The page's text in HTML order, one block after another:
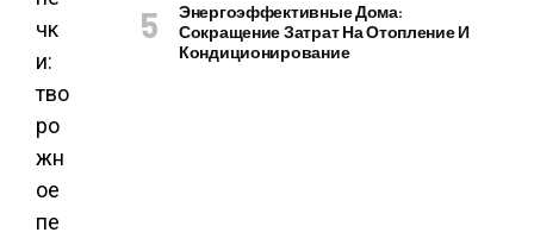
Энергоэффективные Дома:
Сокращение Затрат На Отопление И
Кондиционирование